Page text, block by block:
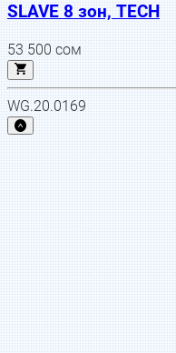
SLAVE 8 зон, TECH
53 500сом
WG.20.0169